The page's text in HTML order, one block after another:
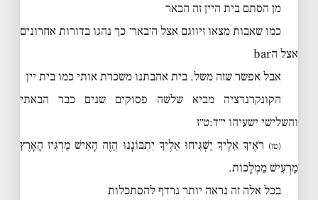
מן הסתם בית היין זה הבאר
כמו שאבות מצאו זיווגם אצל ה׳באר׳ כך נהגו בדורות אחרונים
אצל הbar
אבל אפשר שזה משל. בית אהבתנו משכרת אותי כמו בית יין
הקונקרנדציה מביא שלשה פסוקים שנים כבר הבאתי
והשלישי ישעיהו י״ד:ט״ז
(טז) רֹאֶיךָ אֵלֶיךָ יַשְׁגִּיחוּ אֵלֶיךָ יִתְבּוֹנָנוּ הֲזֶה הָאִישׁ מַרְגִּיז הָאָרֶץ
מַרְעִישׁ מַמְלָכוֹת.
בכל אלה זה נראה יותר נרדף להסתכלות